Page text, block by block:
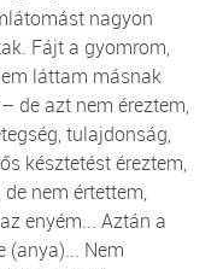
nagyon
Fájt a gyomrom,
láttam másnak
de azt nem éreztem,
tulajdonság,
késztetést éreztem,
nem értettem,
enyém... Aztán a
(anya)... Nem